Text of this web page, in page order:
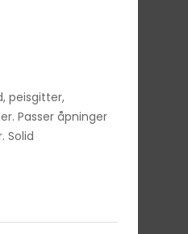
peisgitter,
Passer åpninger
Solid